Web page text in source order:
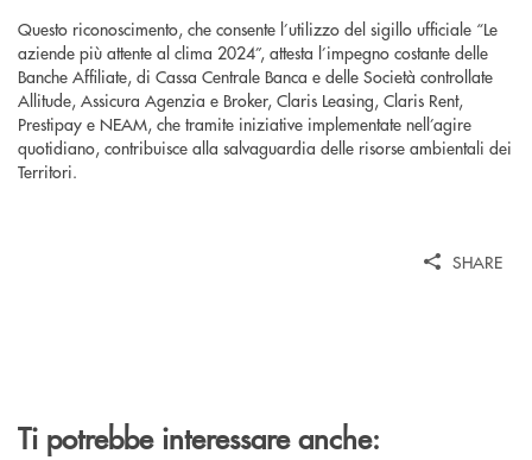
Questo riconoscimento, che consente l’utilizzo del sigillo ufficiale “Le
aziende più attente al clima 2024”, attesta l’impegno costante delle
Banche Affiliate, di Cassa Centrale Banca e delle Società controllate
Allitude, Assicura Agenzia e Broker, Claris Leasing, Claris Rent,
Prestipay e NEAM, che tramite iniziative implementate nell’agire
quotidiano, contribuisce alla salvaguardia delle risorse ambientali dei
Territori.
SHARE
Ti potrebbe interessare anche: